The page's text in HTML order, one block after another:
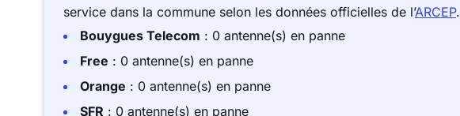
service dans la commune selon les données officielles de l’ARCEP.
Bouygues Telecom : 0 antenne(s) en panne
Free : 0 antenne(s) en panne
Orange : 0 antenne(s) en panne
SFR : 0 antenne(s) en panne